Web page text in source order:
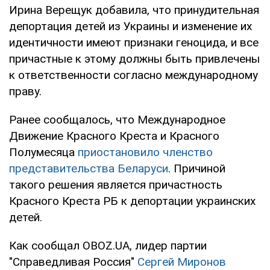
Ирина Верещук добавила, что принудительная
депортация детей из Украины и изменение их
идентичности имеют признаки геноцида, и все
причастные к этому должны быть привлечены
к ответственности согласно международному
праву.
Ранее сообщалось, что Международное
Движение Красного Креста и Красного
Полумесяца приостановило членство
представительства Беларуси. Причиной
такого решения является причастность
Красного Креста РБ к депортации украинских
детей.
Как сообщал OBOZ.UA, лидер партии
"Справедливая Россия" Сергей Миронов